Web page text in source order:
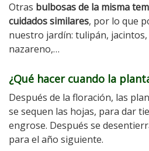
Otras bulbosas de la misma
cuidados similares, por lo que
nuestro jardín: tulipán,
nazareno,…
¿Qué hacer cuando la
Después de la floración, las
se sequen las hojas, para dar
engrose. Después se
para el año siguiente.